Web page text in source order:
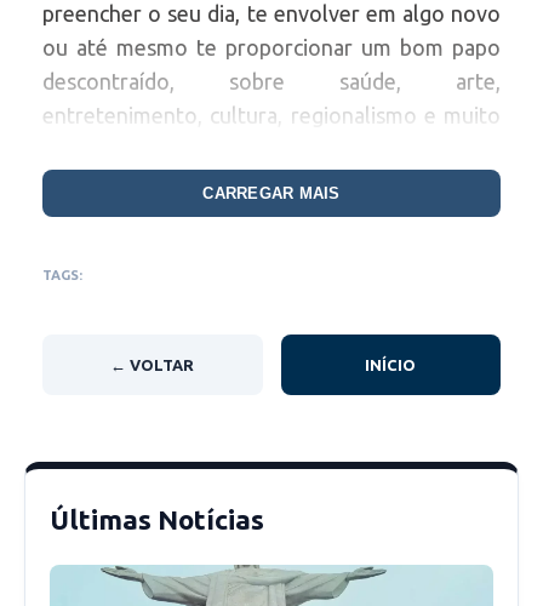
preencher o seu dia, te envolver em algo novo
ou até mesmo te proporcionar um bom papo
descontraído, sobre saúde, arte,
entretenimento, cultura, regionalismo e muito
amigos da comunidade, agora chegou a hora de
vocês nos escutarem.
CARREGAR MAIS
TAGS:
← VOLTAR INÍCIO
Últimas Notícias